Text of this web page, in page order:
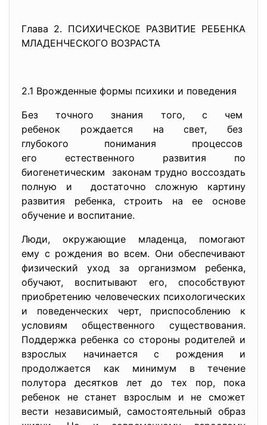
Глава 2. ПСИХИЧЕСКОЕ РАЗВИТИЕ РЕБЕНКА
МЛАДЕНЧЕСКОГО ВОЗРАСТА
2.1 Врожденные формы психики и поведения
Без точного знания того, с чем
ребенок рождается на свет, без
глубокого понимания процессов
его естественного развития по
биогенетическим законам трудно воссоздать
полную и достаточно сложную картину
развития ребенка, строить на ее основе
обучение и воспитание.
Люди, окружающие младенца, помогают
ему с рождения во всем. Они обеспечивают
физический уход за организмом ребенка,
обучают, воспитывают его, способствуют
приобретению человеческих психологических
и поведенческих черт, приспособлению к
условиям общественного существования.
Поддержка ребенка со стороны родителей и
взрослых начинается с рождения и
продолжается как минимум в течение
полутора десятков лет до тех пор, пока
ребенок не станет взрослым и не сможет
вести независимый, самостоятельный образ